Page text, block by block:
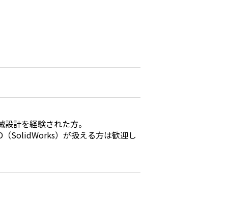
計を経験された方。
（SolidWorks）が扱える方は歓迎し